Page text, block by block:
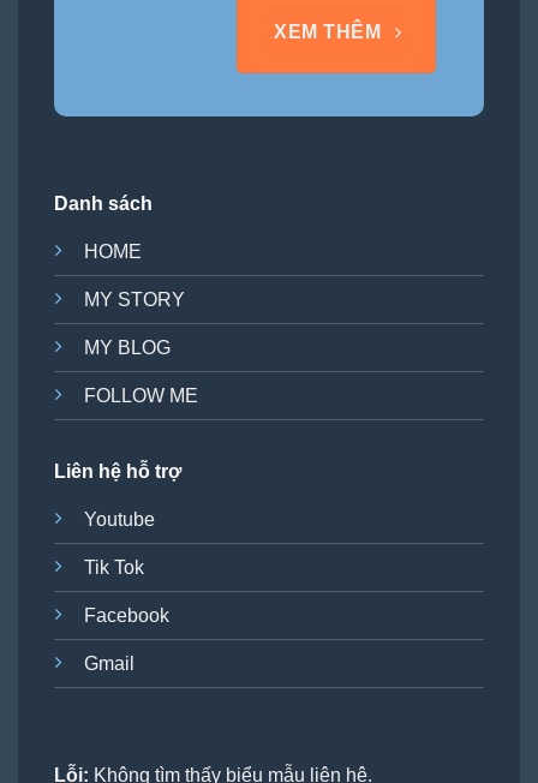
XEM THÊM
Danh sách
HOME
MY STORY
MY BLOG
FOLLOW ME
Liên hệ hỗ trợ
Youtube
Tik Tok
Facebook
Gmail
Lỗi: Không tìm thấy biểu mẫu liên hệ.